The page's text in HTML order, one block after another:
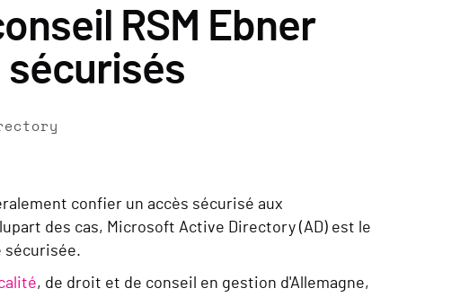
RSM Ebner
confier un accès sécurisé aux
des cas, Microsoft Active Directory (AD) est le
sécurisée.
, de droit et de conseil en gestion d'Allemagne,